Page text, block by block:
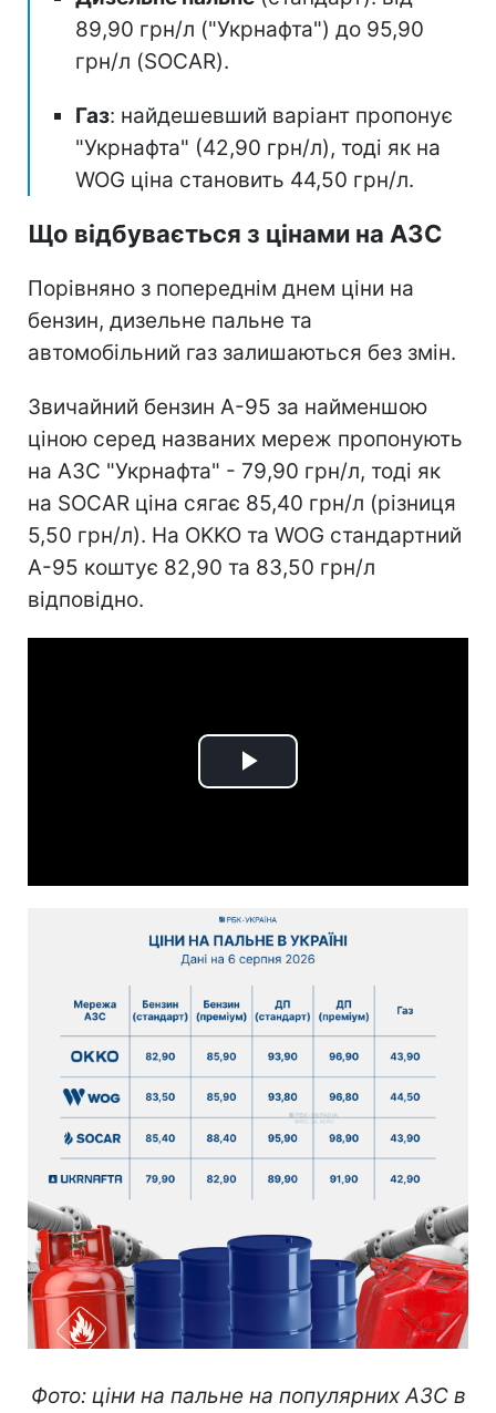
89,90 грн/л ("Укрнафта") до 95,90
грн/л (SOCAR).
Газ: найдешевший варіант пропонує
"Укрнафта" (42,90 грн/л), тоді як на
WOG ціна становить 44,50 грн/л.
Що відбувається з цінами на АЗС
Порівняно з попереднім днем ціни на
бензин, дизельне пальне та
автомобільний газ залишаються без змін.
Звичайний бензин А-95 за найменшою
ціною серед названих мереж пропонують
на АЗС "Укрнафта" - 79,90 грн/л, тоді як
на SOCAR ціна сягає 85,40 грн/л (різниця
5,50 грн/л). На OKKO та WOG стандартний
А-95 коштує 82,90 та 83,50 грн/л
відповідно.
Play
Фото: ціни на пальне на популярних АЗС в